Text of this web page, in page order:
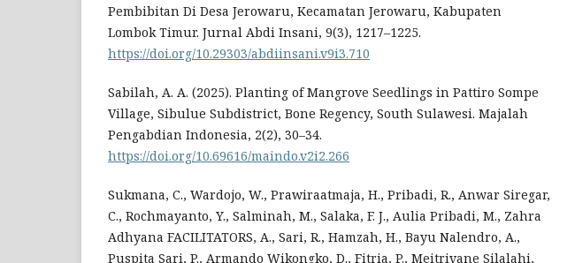
Pembibitan Di Desa Jerowaru, Kecamatan Jerowaru, Kabupaten
Lombok Timur. Jurnal Abdi Insani, 9(3), 1217–1225.
https://doi.org/10.29303/abdiinsani.v9i3.710
Sabilah, A. A. (2025). Planting of Mangrove Seedlings in Pattiro Sompe
Village, Sibulue Subdistrict, Bone Regency, South Sulawesi. Majalah
Pengabdian Indonesia, 2(2), 30–34.
https://doi.org/10.69616/maindo.v2i2.266
Sukmana, C., Wardojo, W., Prawiraatmaja, H., Pribadi, R., Anwar Siregar,
C., Rochmayanto, Y., Salminah, M., Salaka, F. J., Aulia Pribadi, M., Zahra
Adhyana FACILITATORS, A., Sari, R., Hamzah, H., Bayu Nalendro, A.,
Puspita Sari, P., Armando Wikongko, D., Fitria, P., Meitrivane Silalahi,